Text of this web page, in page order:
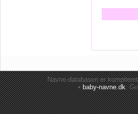
Navne-databasen er
•baby-navne.dk: